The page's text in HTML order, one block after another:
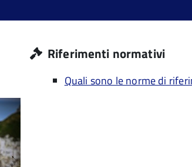
Riferimenti normativi
Quali sono le norme di